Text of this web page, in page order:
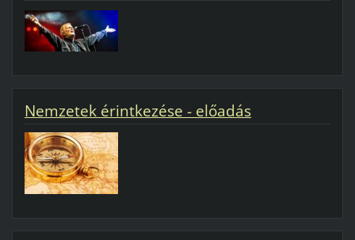
Nemzetek érintkezése - előadás